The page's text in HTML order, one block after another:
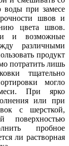
воды при замесе
швов и
цвета швов.
и возможные
различными
продукт
потратить лишь
тщательно
могло
При ярко
или при
с шерсткой,
поверхностью
пробное
ли растворная